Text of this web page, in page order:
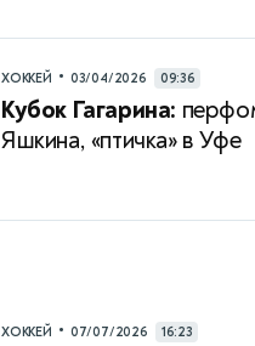
ХОККЕЙ • 03/04/2026 09:36
Кубок Гагарина:
Яшкина, «птичка» в Уфе
ХОККЕЙ • 07/07/2026 16:23